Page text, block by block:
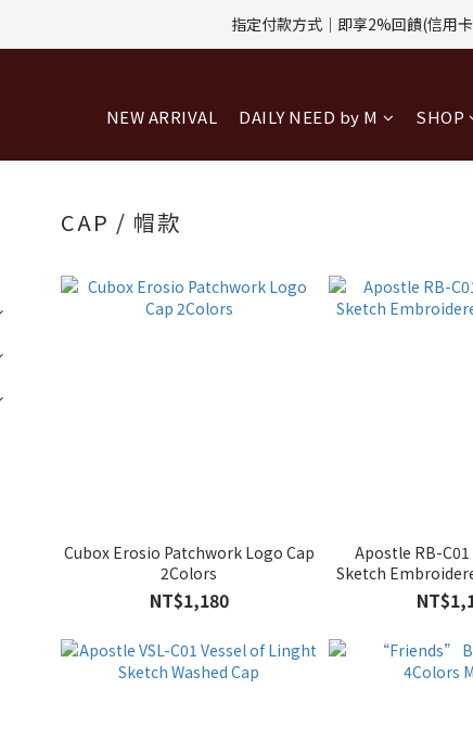
評價回饋｜訂單完成後7天內填寫5字
指定付款方式｜即享2%回饋(信用
NEW ARRIVAL DAILY NEED by M SHOP
CAP / 帽款
Cubox Erosio Patchwork Logo Cap
2Colors
NT$1,180
Apostle RB-
Sketch